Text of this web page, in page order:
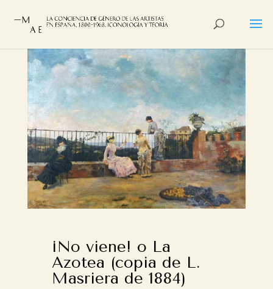
¡No viene! o La
Azotea (copia de L.
Masriera de 1884)